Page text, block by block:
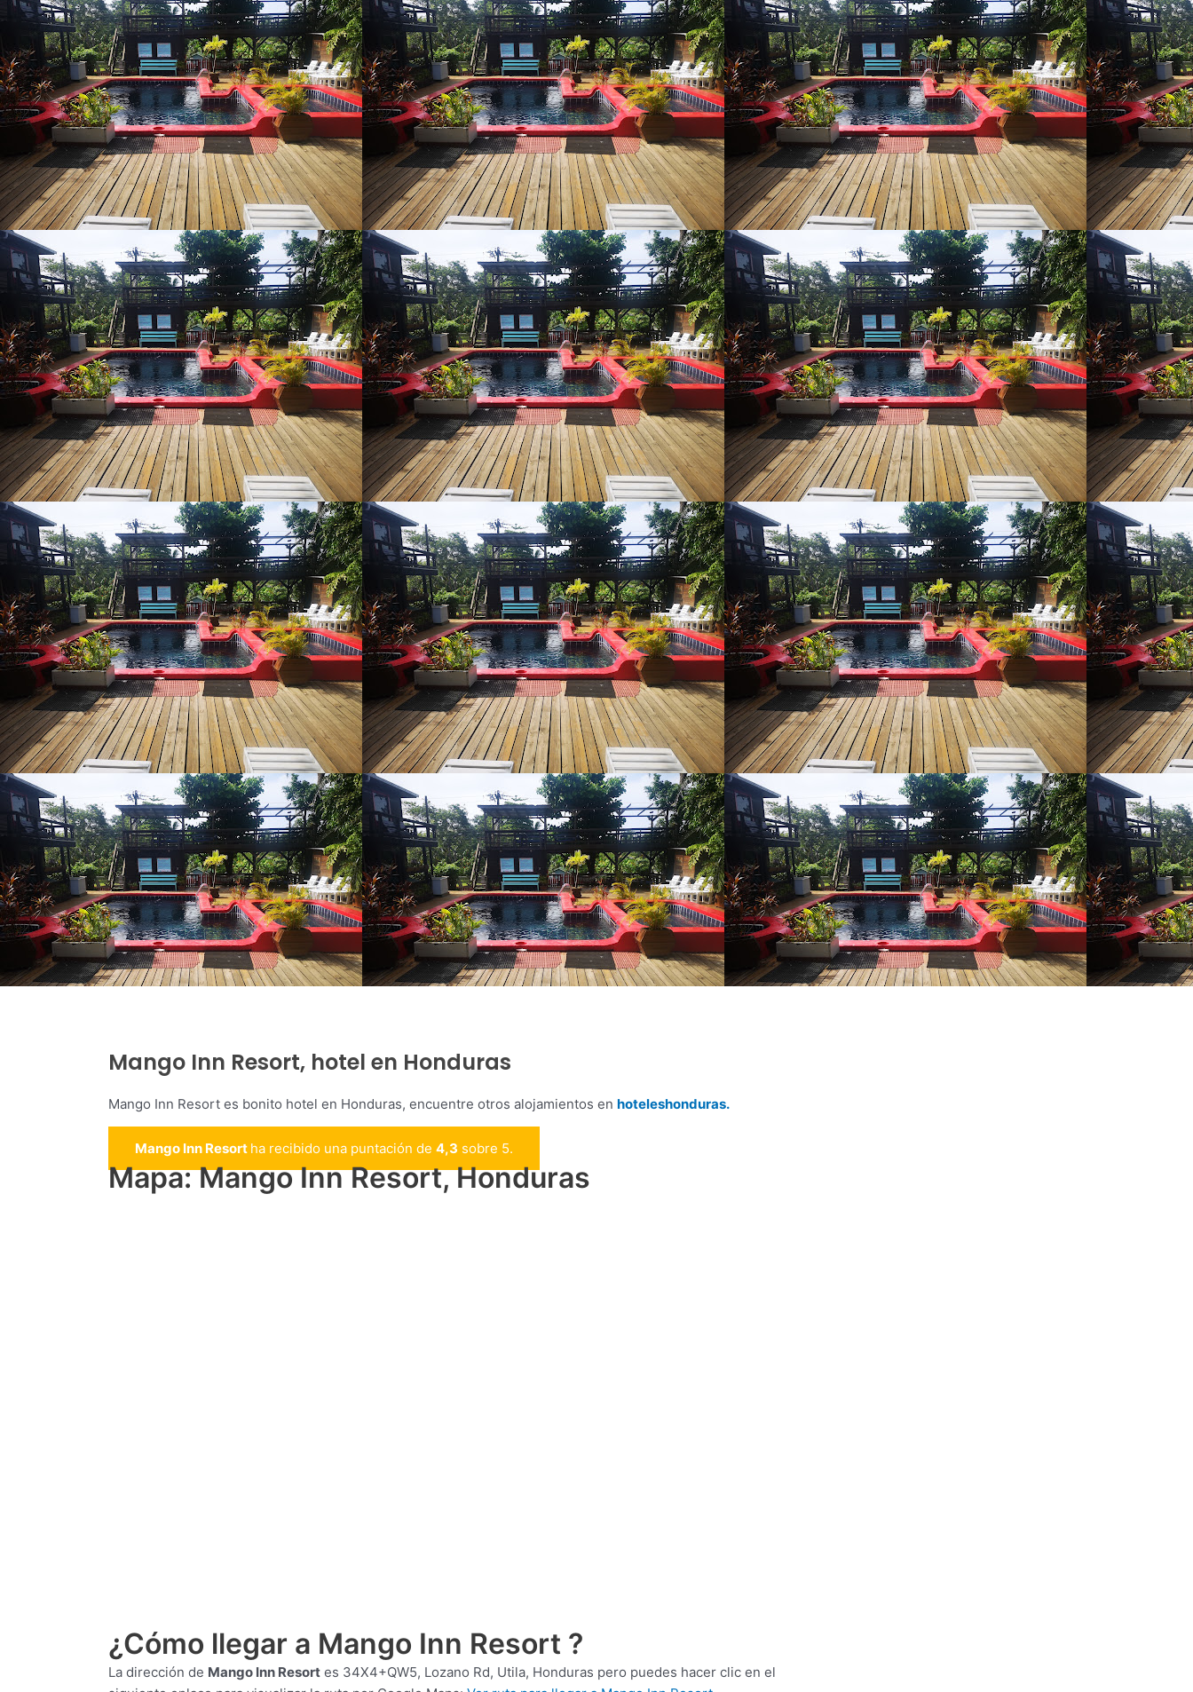
Mango Inn Resort, hotel en Honduras
Mango Inn Resort es bonito hotel en Honduras, encuentre otros alojamientos en hoteleshonduras.
Mango Inn Resort ha recibido una puntación de 4,3 sobre 5.
Mapa: Mango Inn Resort, Honduras
¿Cómo llegar a Mango Inn Resort ?
La dirección de Mango Inn Resort es 34X4+QW5, Lozano Rd, Utila, Honduras pero puedes hacer clic en el